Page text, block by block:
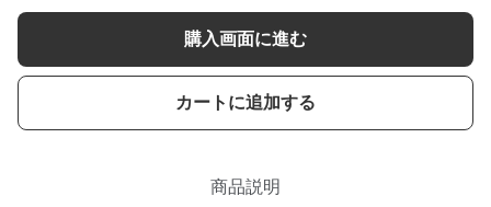
購入画面に進む
カートに追加する
商品説明